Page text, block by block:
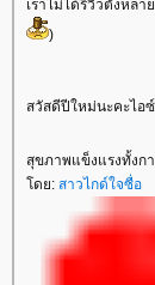
เราไม่ได้รีวิวตั้งหล
)
สวัสดีปีใหม่นะคะไอซ์
สุขภาพแข็งแรงทั้งก
ดย: สาวไกด์ใจซื่อ